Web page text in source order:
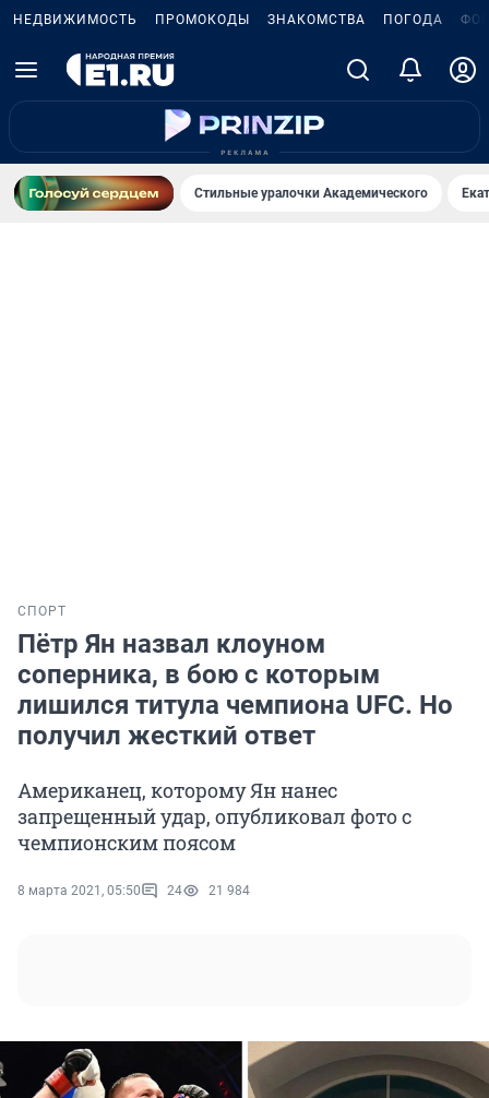
НЕДВИЖИМОСТЬ ПРОМОКОДЫ ЗНАКОМСТВА ПОГОДА
Стильные уралочки Академического
СПОРТ
Пётр Ян назвал клоуном
соперника, в бою с которым
лишился титула чемпиона UFC. Но
получил жесткий ответ
Американец, которому Ян нанес
запрещенный удар, опубликовал фото с
чемпионским поясом
8 марта 2021, 05:50 24 21 984